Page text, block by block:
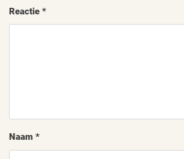
Reactie *
Naam *